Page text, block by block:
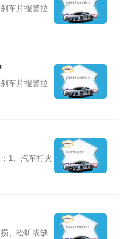
车片报警拉
车片报警拉
1、汽车打火
、松旷或缺